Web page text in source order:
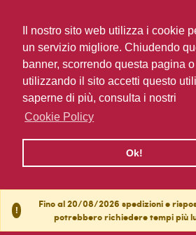
Il nostro sito web utilizza i cookie
un servizio migliore. Chiudendo
banner, scorrendo questa pagina o
utilizzando il sito accetti questo
saperne di più, consulta i nostri
Cookie Policy
Ok!
!
Fino al 20/08/2026 spedizioni e
potrebbero richiedere tempi più